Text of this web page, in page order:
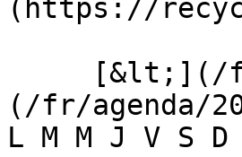
(https://
(/fr/agenda/
L M M J V